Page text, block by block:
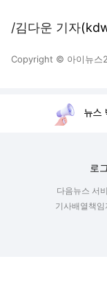
/김다운 기자
Copyright © 아이뉴스
뉴스
로
다음뉴스 서
기사배열책임